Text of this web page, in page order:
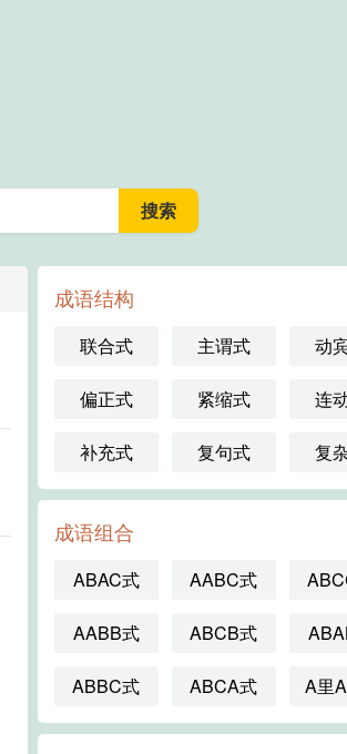
成语结构
联合式 主谓式 动
偏正式 紧缩式 连
补充式 复句式 复
成语组合
ABAC式 AABC式
AABB式 ABCB式
ABBC式 ABCA式 A里